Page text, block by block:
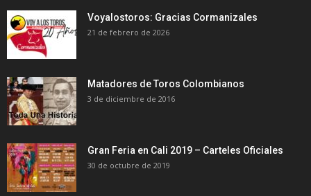
Voyalostoros: Gracias Cormanizales
21 de febrero de 2026
Matadores de Toros Colombianos
3 de diciembre de 2016
Gran Feria en Cali 2019 – Carteles Oficiales
30 de octubre de 2019